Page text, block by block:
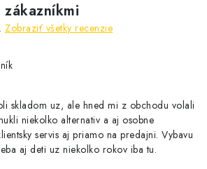
Zobraziť všetky recenzie
skladom uz, ale hned mi z obchodu volali
niekolko alternativ a aj osobne
servis aj priamo na predajni. Vybavu
aj deti uz niekolko rokov iba tu.